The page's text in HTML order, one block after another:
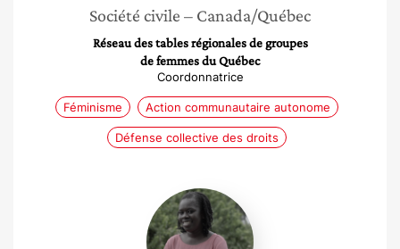
Société civile – Canada/Québec
Réseau des tables régionales de groupes
de femmes du Québec
Coordonnatrice
Féminisme Action communautaire autonome
Défense collective des droits
Ndeye
Mareme
Ndour